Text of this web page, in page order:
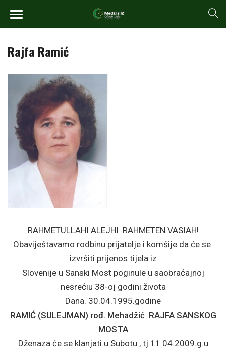
Rajfa Ramić
RAHMETULLAHI ALEJHI RAHMETEN VASIAH!
Obaviještavamo rodbinu prijatelje i komšije da će se
izvršiti prijenos tijela iz
Slovenije u Sanski Most poginule u saobraćajnoj
nesrećiu 38-oj godini života
Dana. 30.04.1995.godine
RAMIĆ (SULEJMAN) rođ. Mehadžić RAJFA SANSKOG
MOSTA
Dženaza će se klanjati u Subotu , tj.11.04.2009.g.u